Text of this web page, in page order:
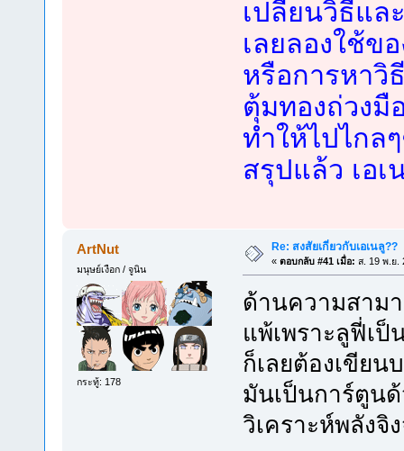
เปลี่ยนวิธีแล
เลยลองใช้ข
หรือการหาวิ
ตุ้มทองถ่วงมื
ทำให้ไปไกล
สรุปแล้ว เอ
ArtNut
มนุษย์เงือก / จูนิน
กระทู้: 178
Re: สงสัยเกี่ยวกับเอเนลู??
« ตอบกลับ #41 เมื่อ: ส. 19 พ.ย.
ด้านความสามา
แพ้เพราะลูฟี่เ
ก็เลยต้องเขียน
มันเป็นการ์ตูน
วิเคราะห์พลัง